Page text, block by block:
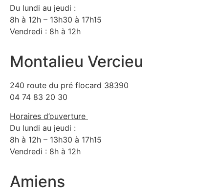
Du lundi au jeudi :
8h à 12h – 13h30 à 17h15
Vendredi : 8h à 12h
Montalieu Vercieu
240 route du pré flocard 38390
04 74 83 20 30
Horaires d’ouverture
Du lundi au jeudi :
8h à 12h – 13h30 à 17h15
Vendredi : 8h à 12h
Amiens